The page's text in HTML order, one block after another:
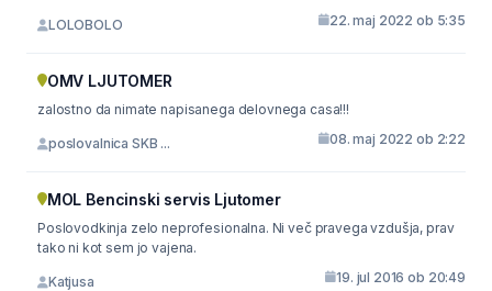
LOLOBOLO 22. maj 2022 ob 5:35
OMV LJUTOMER
zalostno da nimate napisanega delovnega casa!!!
poslovalnica SKB ... 08. maj 2022 ob 2:22
MOL Bencinski servis Ljutomer
Poslovodkinja zelo neprofesionalna. Ni več pravega vzdušja, prav
tako ni kot sem jo vajena.
Katjusa 19. jul 2016 ob 20:49